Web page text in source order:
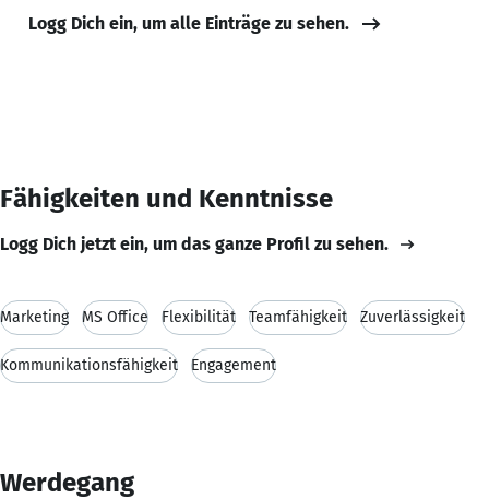
Logg Dich ein, um alle Einträge zu sehen.
Fähigkeiten und Kenntnisse
Logg Dich jetzt ein, um das ganze Profil zu sehen.
Marketing MS Office Flexibilität Teamfähigkeit Zuverlässigkeit
Kommunikationsfähigkeit Engagement
Werdegang